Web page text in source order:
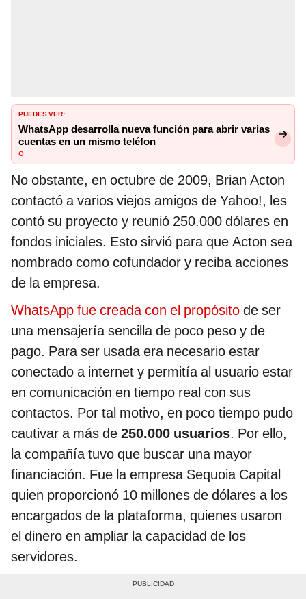
PUEDES VER:
WhatsApp desarrolla nueva función para abrir varias
cuentas en un mismo teléfon
o
No obstante, en octubre de 2009, Brian Acton
contactó a varios viejos amigos de Yahoo!, les
contó su proyecto y reunió 250.000 dólares en
fondos iniciales. Esto sirvió para que Acton sea
nombrado como cofundador y reciba acciones
de la empresa.
WhatsApp fue creada con el propósito de ser
una mensajería sencilla de poco peso y de
pago. Para ser usada era necesario estar
conectado a internet y permitía al usuario estar
en comunicación en tiempo real con sus
contactos. Por tal motivo, en poco tiempo pudo
cautivar a más de 250.000 usuarios. Por ello,
la compañía tuvo que buscar una mayor
financiación. Fue la empresa Sequoia Capital
quien proporcionó 10 millones de dólares a los
encargados de la plataforma, quienes usaron
el dinero en ampliar la capacidad de los
servidores.